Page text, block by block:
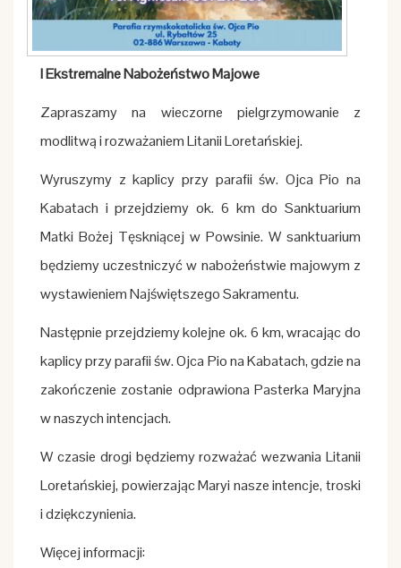
I Ekstremalne Nabożeństwo Majowe
Zapraszamy na wieczorne pielgrzymowanie z
modlitwą i rozważaniem Litanii Loretańskiej.
Wyruszymy z kaplicy przy parafii św. Ojca Pio na
Kabatach i przejdziemy ok. 6 km do Sanktuarium
Matki Bożej Tęskniącej w Powsinie. W sanktuarium
będziemy uczestniczyć w nabożeństwie majowym z
wystawieniem Najświętszego Sakramentu.
Następnie przejdziemy kolejne ok. 6 km, wracając do
kaplicy przy parafii św. Ojca Pio na Kabatach, gdzie na
zakończenie zostanie odprawiona Pasterka Maryjna
w naszych intencjach.
W czasie drogi będziemy rozważać wezwania Litanii
Loretańskiej, powierzając Maryi nasze intencje, troski
i dziękczynienia.
Więcej informacji: